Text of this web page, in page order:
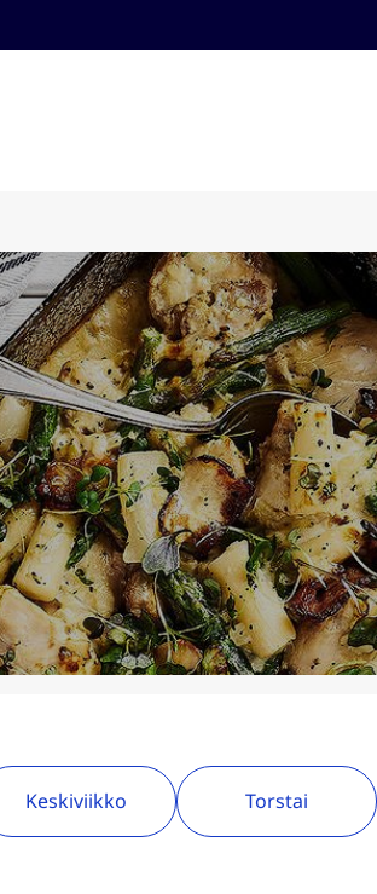
Keskiviikko Torstai